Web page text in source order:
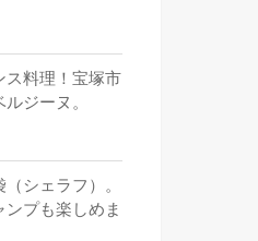
ス料理！宝塚市
ジーヌ。
シェラフ）。
ンプも楽しめま